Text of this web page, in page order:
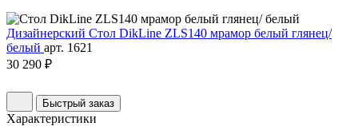
Дизайнерский Стол DikLine ZLS140 мрамор белый глянец/
белый арт. 1621
30 290 ₽
Быстрый заказ
Характеристики